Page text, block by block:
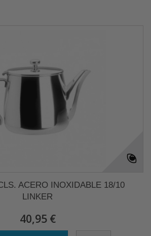
ACERO INOXIDABLE 18/10
LINKER
40,95 €